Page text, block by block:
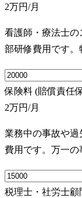
2万円/月
看護師・療法士
部研修費用です。
保険料 (賠償責任
2万円/月
業務中の事故や
費用です。万一の
税理士・社労士顧